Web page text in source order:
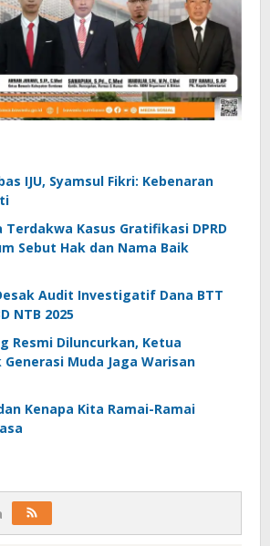
IJU, Syamsul Fikri: Kebenaran
Terdakwa Kasus Gratifikasi DPRD
Sebut Hak dan Nama Baik
Audit Investigatif Dana BTT
NTB 2025
Resmi Diluncurkan, Ketua
Muda Jaga Warisan
Kenapa Kita Ramai-Ramai